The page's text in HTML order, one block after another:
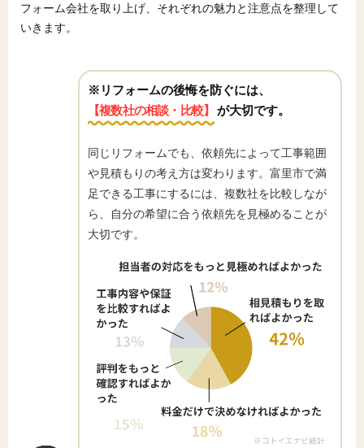
フォーム会社を取り上げ、それぞれの魅力と注意点を整理して
いきます。
※リフォームの後悔を防ぐには、
【複数社の相談・比較】
が大切です。
同じリフォームでも、依頼先によって工事範囲
や見積もりの考え方は変わります。富里市で満
足できる工事にするには、複数社を比較しなが
ら、自分の希望に合う依頼先を見極めることが
大切です。